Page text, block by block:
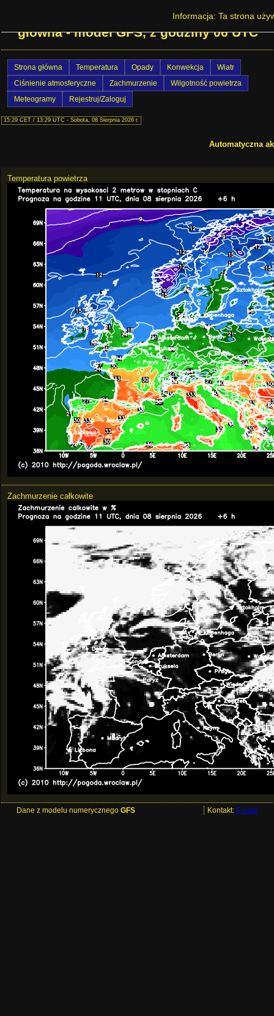
Prognoza pogody w Europie - strona
główna - model GFS, z godziny 06 UTC
Strona główna Temperatura Opady Konwekcja
Wiatr
Ciśnienie atmosferyczne
Zachmurzenie
Wilgotność powietrza
Meteogramy
Rejestruj/Zaloguj
15:29 CET / 13:29 UTC - Sobota, 08 Sierpnia 2026 r.
Automatyczna
Temperatura powietrza
Zachmurzenie całkowite
Dane z modelu numerycznego GFS Kontakt: E-mail
Informacja: Ta strona